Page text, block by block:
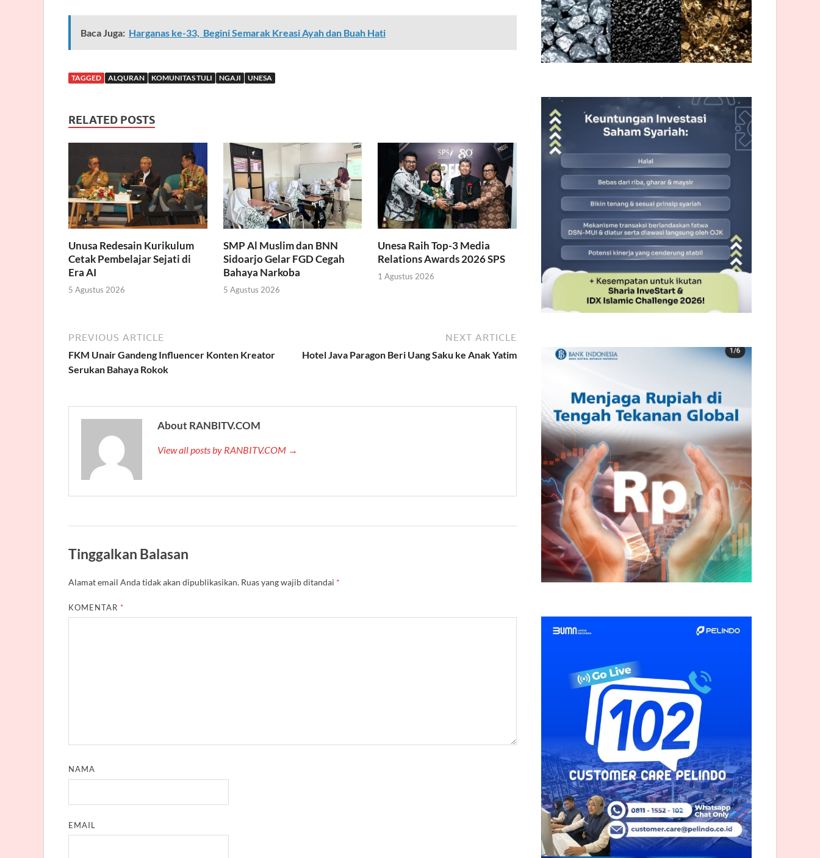
Baca Juga: Harganas ke-33, Begini Semarak Kreasi Ayah dan Buah Hati
TAGGED ALQURAN KOMUNITAS TULI NGAJI UNESA
RELATED POSTS
Unusa Redesain Kurikulum
Cetak Pembelajar Sejati di
Era AI
5 Agustus 2026
SMP Al Muslim dan BNN
Sidoarjo Gelar FGD Cegah
Bahaya Narkoba
5 Agustus 2026
Unesa Raih Top-3 Media
Relations Awards 2026 SPS
1 Agustus 2026
PREVIOUS ARTICLE
FKM Unair Gandeng Influencer Konten Kreator
Serukan Bahaya Rokok
NEXT ARTICLE
Hotel Java Paragon Beri Uang Saku ke Anak Yatim
About RANBITV.COM
View all posts by RANBITV.COM →
Tinggalkan Balasan
Alamat email Anda tidak akan dipublikasikan. Ruas yang wajib ditandai *
KOMENTAR *
NAMA
EMAIL